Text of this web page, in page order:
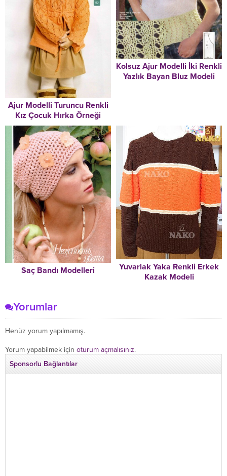
Ajur Modelli Turuncu Renkli
Kız Çocuk Hırka Örneği
Kolsuz Ajur Modelli İki Renkli
Yazlık Bayan Bluz Modeli
Saç Bandı Modelleri
Yuvarlak Yaka Renkli Erkek
Kazak Modeli
Yorumlar
Henüz yorum yapılmamış.
Yorum yapabilmek için oturum açmalısınız.
Sponsorlu Bağlantılar